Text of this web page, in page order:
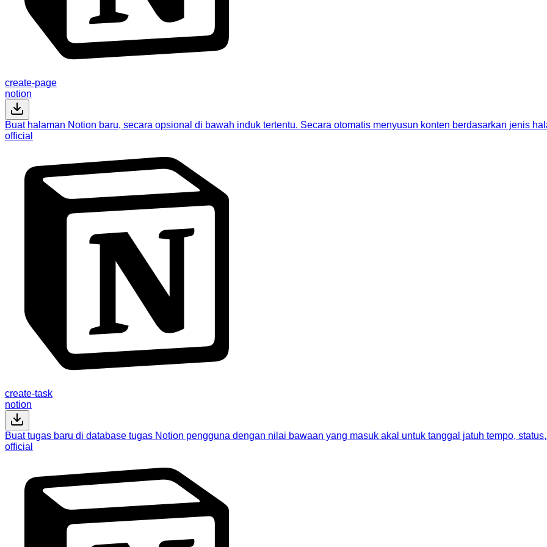
create-page
notion
Buat halaman Notion baru, secara opsional di bawah induk tertentu. Secara otomatis menyusun konten berdasarkan jenis
official
create-task
notion
Buat tugas baru di database tugas Notion pengguna dengan nilai bawaan yang masuk akal untuk tanggal jatuh tempo,
official